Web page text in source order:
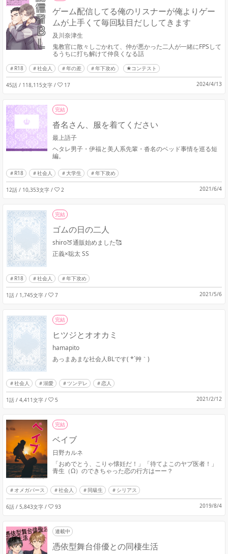
ゲーム配信してる俺のリスナーが俺よりゲー
ムが上手くて毎回駄目だししてきます
及川奈津生
鬼教官に散々しごかれて、仲が悪かった二人が一緒にFPSして
るうちに打ち解けて仲良くなる話
R18 社会人 年の差 年下攻め ★コンテスト
45話 / 118,115文字 / 17 2024/4/13
完結
沓名さん、服を着てください
最上語子
ヘタレ男子・伊福と美人系先輩・沓名のベッド事情を巡る短
編。
R18 社会人 大学生 年下攻め
12話 / 10,353文字 / 2 2021/6/4
完結
ゴムの日の二人
shiro🍑通販始めました🥰
正義×聡太 SS
R18 社会人 年下攻め
1話 / 1,745文字 / 7 2021/5/6
完結
ヒツジとオオカミ
hamapito
あっまあまな社会人BLです( *´艸｀)
社会人 溺愛 ツンデレ 恋人
1話 / 4,411文字 / 5 2021/2/12
完結
ベイブ
日野カルネ
「おめでとう、こりゃ懐妊だ！」「待てよこのヤブ医者！」
青生（Ω）のできちゃった恋の行方はーー？
オメガバース 社会人 同級生 シリアス
6話 / 5,843文字 / 93 2019/8/4
連載中
憑依型舞台俳優との同棲生活